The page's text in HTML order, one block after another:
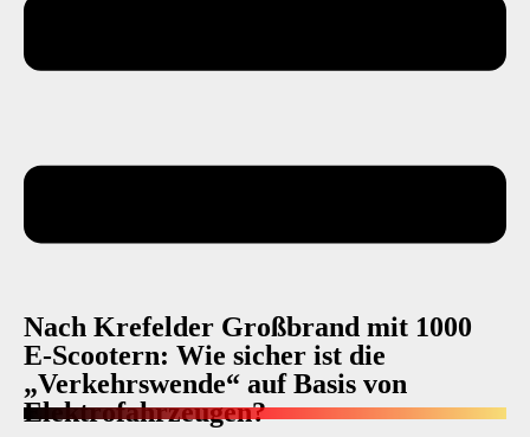
Nach Krefelder Großbrand mit 1000
E-Scootern: Wie sicher ist die
„Verkehrswende“ auf Basis von
Elektrofahrzeugen?